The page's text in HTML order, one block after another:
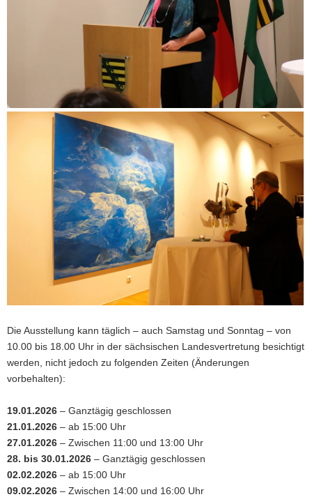
(© LV Sachsen)
Blick in die Ausstellung mit Ausstellungsflyer
Die Ausstellung kann täglich – auch Samstag und Sonntag – von
10.00 bis 18.00 Uhr in der sächsischen Landesvertretung besichtigt
werden, nicht jedoch zu folgenden Zeiten (Änderungen
vorbehalten):
19.01.2026 – Ganztägig geschlossen
21.01.2026 – ab 15:00 Uhr
27.01.2026 – Zwischen 11:00 und 13:00 Uhr
28. bis 30.01.2026 – Ganztägig geschlossen
02.02.2026 – ab 15:00 Uhr
09.02.2026 – Zwischen 14:00 und 16:00 Uhr